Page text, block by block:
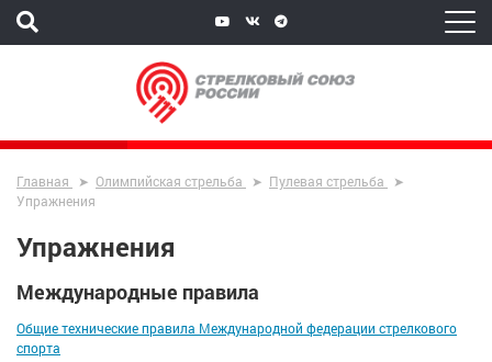
Главная Олимпийская стрельба
Пулевая стрельба
Упражнения
Упражнения
Международные правила
Общие технические правила Международной федерации стрелкового
спорта